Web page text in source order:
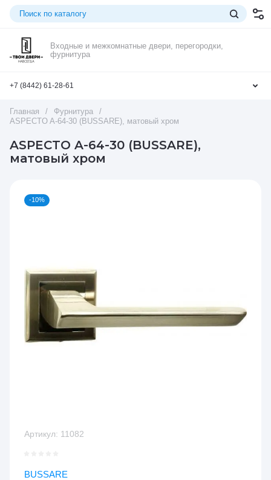
Входные и межкомнатные двери, перегородки,
фурнитура
+7 (8442) 61-28-61
Главная / Фурнитура
/
ASPECTO A-64-30 (BUSSARE), матовый хром
ASPECTO A-64-30 (BUSSARE),
матовый хром
-10%
Артикул: 11082
BUSSARE